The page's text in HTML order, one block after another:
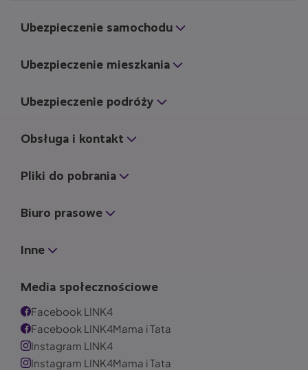
Ubezpieczenie samochodu
Ubezpieczenie mieszkania
Ubezpieczenie podróży
Obsługa i kontakt
Pliki do pobrania
Biuro prasowe
Inne
Media społecznościowe
Facebook LINK4
Facebook LINK4Mama i Tata
Instagram LINK4
Instagram LINK4Mama i Tata